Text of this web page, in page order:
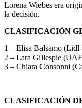
Lorena Wiebes era
la decisión.
CLASIFICACIÓN
1 – Elisa Balsamo
2 – Lara Gillespie
3 – Chiara Consonni
CLASIFICACIÓN